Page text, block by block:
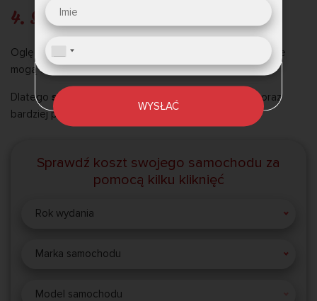
4. Strata czasu
Oględziny, rozmowy telefoniczne, jazdy próbne i inspekcje
mogą trwać tygodniami.
Dlatego skup samochodów luksusowych
staje się coraz
bardziej popularną usługą.
Sprawdź koszt swojego samochodu za
pomocą kilku kliknięć
Rok wydania
Marka samochodu
Model samochodu
WYSŁAĆ